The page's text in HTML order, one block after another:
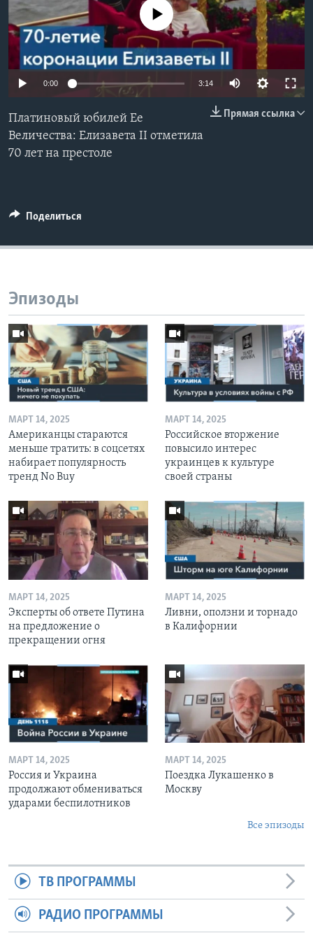
Learning English
СОЦИАЛЬНЫЕ СЕТИ
No media source currently available
0:00 3:14
Прямая ссылка
Платиновый юбилей Ее
Величества: Елизавета II отметила
70 лет на престоле
Поделиться
Эпизоды
МАРТ 14, 2025
Американцы стараются
меньше тратить: в соцсетях
набирает популярность
тренд No Buy
МАРТ 14, 2025
Российское вторжение
повысило интерес
украинцев к культуре
своей страны
МАРТ 14, 2025
Эксперты об ответе Путина
на предложение о
прекращении огня
МАРТ 14, 2025
Ливни, оползни и торнадо
в Калифорнии
МАРТ 14, 2025
Россия и Украина
продолжают обмениваться
ударами беспилотников
МАРТ 14, 2025
Поездка Лукашенко в
Москву
Все эпизоды
ТВ ПРОГРАММЫ
РАДИО ПРОГРАММЫ